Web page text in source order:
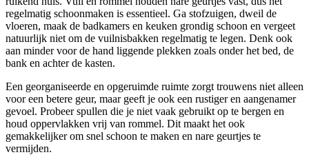
regelmatig schoonmaken is essentieel. Ga stofzuigen, dweil de
vloeren, maak de badkamers en keuken grondig schoon en vergeet
natuurlijk niet om de vuilnisbakken regelmatig te legen. Denk ook
aan minder voor de hand liggende plekken zoals onder het bed, de
bank en achter de kasten.
Een georganiseerde en opgeruimde ruimte zorgt trouwens niet alleen
voor een betere geur, maar geeft je ook een rustiger en aangenamer
gevoel. Probeer spullen die je niet vaak gebruikt op te bergen en
houd oppervlakken vrij van rommel. Dit maakt het ook
gemakkelijker om snel schoon te maken en nare geurtjes te
vermijden.